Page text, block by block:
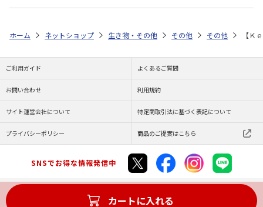
カートに入れる
ホーム ネットショップ 生き物・その他 その他 その他 【Ｋ
ご利用ガイド よくあるご質問
お問い合わせ 利用規約
サイト運営会社について 特定商取引法に基づく表記について
プライバシーポリシー 商品のご提案はこちら
SNSでお得な情報発信中